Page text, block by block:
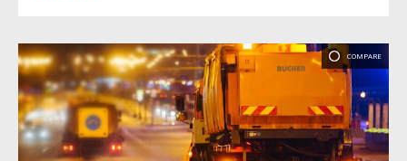
COMPARE